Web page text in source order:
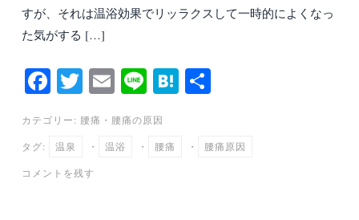
すが、それは温浴効果でリッラクスして一時的によくなっ
た気がする […]
Fa
bo
ok
T
tte
E
ail
Li H
カテゴリー: 腰痛 ・ 腰痛の原因
タグ: 温泉 ・ 温浴 ・ 腰痛 ・ 腰痛原因
コメントを残す